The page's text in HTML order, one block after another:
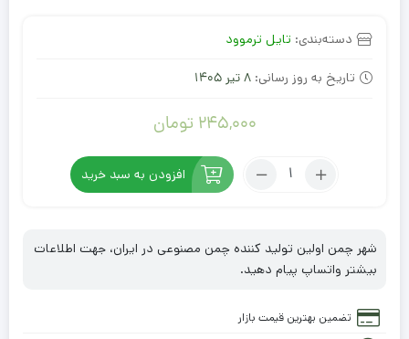
دسته‌بندی: تایل ترموود
تاریخ به روز رسانی: 8 تیر 1405
245,000 تومان
تعداد:
افزودن به سبد خرید
شهر چمن اولین تولید کننده چمن مصنوعی در ایران، جهت اطلاعات
بیشتر واتساپ پیام دهید.
تضمین بهترین قیمت بازار